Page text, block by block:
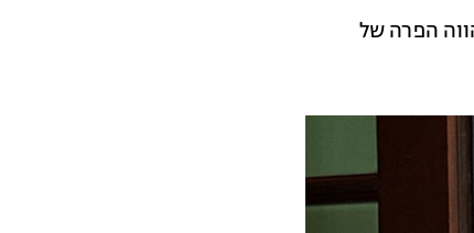
הפרה של